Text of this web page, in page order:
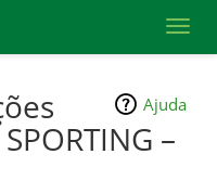
Ajuda
–